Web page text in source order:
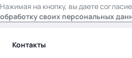
Нажимая на кнопку, вы даете
обработку своих персональных
Контакты